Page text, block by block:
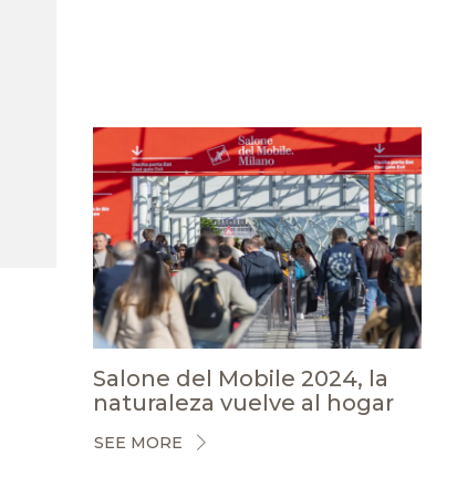
Salone del Mobile 2024, la
naturaleza vuelve al hogar
SEE MORE